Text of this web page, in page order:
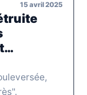
15 avril 2025